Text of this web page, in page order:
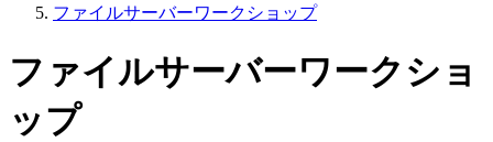
ファイルサーバーワークショップ
ファイルサーバーワークショ
ップ